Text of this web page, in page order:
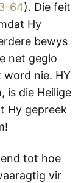
64). Die feit
Hy
bewys
net geglo
word nie. HY
is die Heilige
Hy gepreek
tot hoe
vir